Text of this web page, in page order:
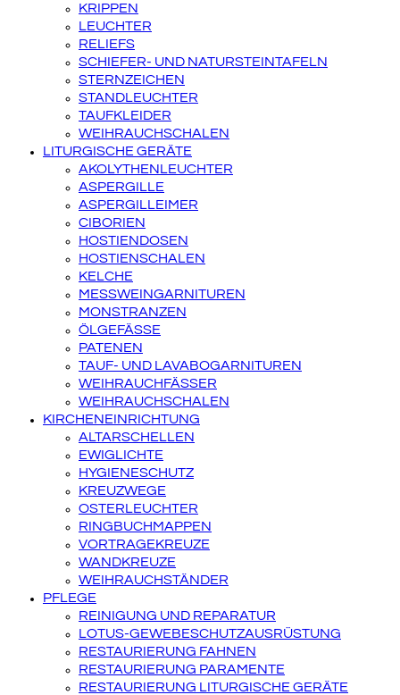
KRIPPEN
LEUCHTER
RELIEFS
SCHIEFER- UND NATURSTEINTAFELN
STERNZEICHEN
STANDLEUCHTER
TAUFKLEIDER
WEIHRAUCHSCHALEN
LITURGISCHE GERÄTE
AKOLYTHENLEUCHTER
ASPERGILLE
ASPERGILLEIMER
CIBORIEN
HOSTIENDOSEN
HOSTIENSCHALEN
KELCHE
MESSWEINGARNITUREN
MONSTRANZEN
ÖLGEFÄSSE
PATENEN
TAUF- UND LAVABOGARNITUREN
WEIHRAUCHFÄSSER
WEIHRAUCHSCHALEN
KIRCHENEINRICHTUNG
ALTARSCHELLEN
EWIGLICHTE
HYGIENESCHUTZ
KREUZWEGE
OSTERLEUCHTER
RINGBUCHMAPPEN
VORTRAGEKREUZE
WANDKREUZE
WEIHRAUCHSTÄNDER
PFLEGE
REINIGUNG UND REPARATUR
LOTUS-GEWEBESCHUTZAUSRÜSTUNG
RESTAURIERUNG FAHNEN
RESTAURIERUNG PARAMENTE
RESTAURIERUNG LITURGISCHE GERÄTE